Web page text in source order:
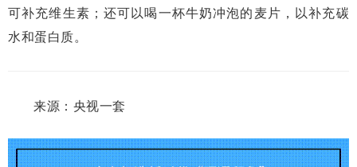
可补充维生素；还可以喝一杯牛奶冲泡的麦片，以补充碳
水和蛋白质。
来源：央视一套